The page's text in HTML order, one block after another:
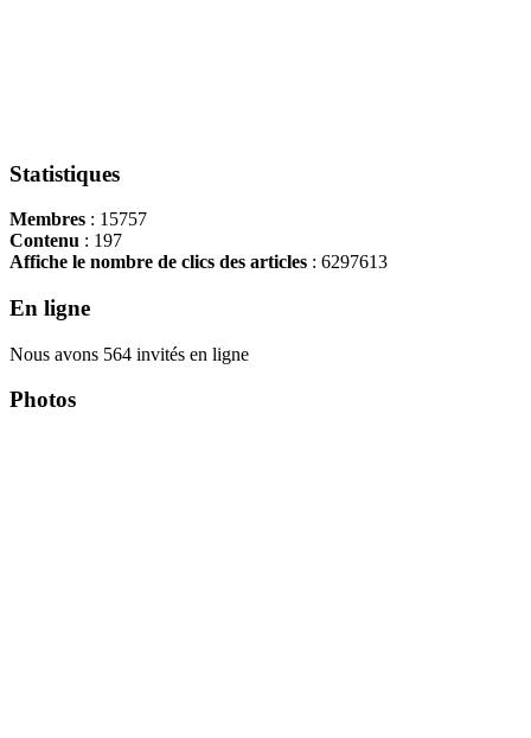
Statistiques
Membres : 15757
Contenu : 197
Affiche le nombre de clics des articles : 6297613
En ligne
Nous avons 564 invités en ligne
Photos